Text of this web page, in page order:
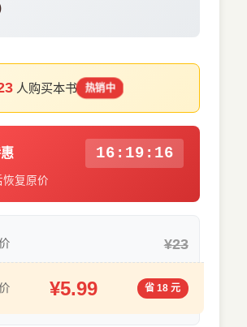
人购买本书 热销中
16:19:15
恢复原价
¥23
¥5.99 省 18 元